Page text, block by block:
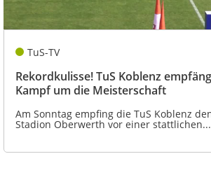
TuS-TV
Rekordkulisse! TuS Koblenz
Kampf um die Meisterschaft
Am Sonntag empfing die TuS Koblenz
Stadion Oberwerth vor einer stattlichen...